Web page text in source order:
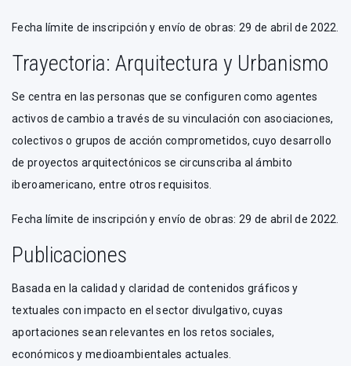
Fecha límite de inscripción y envío de obras: 29 de abril de 2022.
Trayectoria: Arquitectura y Urbanismo
Se centra en las personas que se configuren como agentes
activos de cambio a través de su vinculación con asociaciones,
colectivos o grupos de acción comprometidos, cuyo desarrollo
de proyectos arquitectónicos se circunscriba al ámbito
iberoamericano, entre otros requisitos.
Fecha límite de inscripción y envío de obras: 29 de abril de 2022.
Publicaciones
Basada en la calidad y claridad de contenidos gráficos y
textuales con impacto en el sector divulgativo, cuyas
aportaciones sean relevantes en los retos sociales,
económicos y medioambientales actuales.